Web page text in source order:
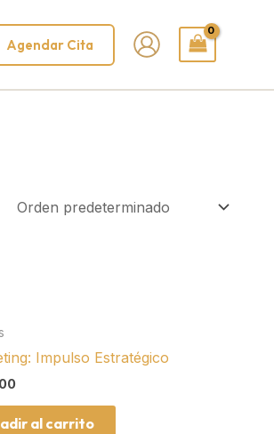
Agendar Cita
Impulso Estratégico
al carrito